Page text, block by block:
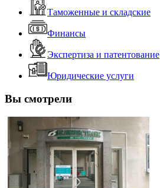
Таможенные и складские
Финансы
Экспертиза и патентование
Юридические услуги
Вы смотрели